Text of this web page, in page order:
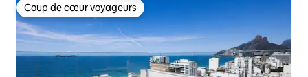
Coup de cœur voyageurs
Coup de cœur voyageurs